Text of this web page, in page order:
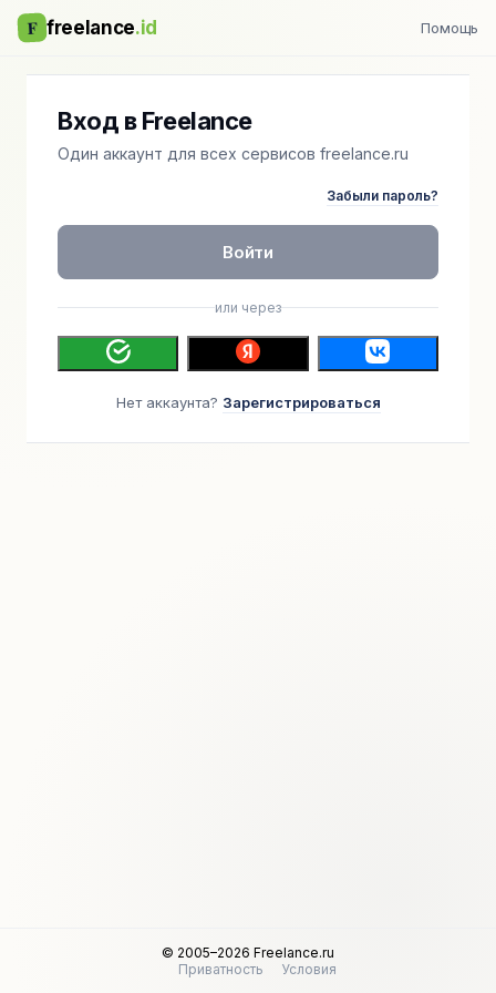
F freelance.id Помощь
Вход в Freelance
Один аккаунт для всех сервисов freelance.ru
Забыли пароль?
Войти
или через
Нет аккаунта? Зарегистрироваться
© 2005–2026 Freelance.ru
Приватность
Условия